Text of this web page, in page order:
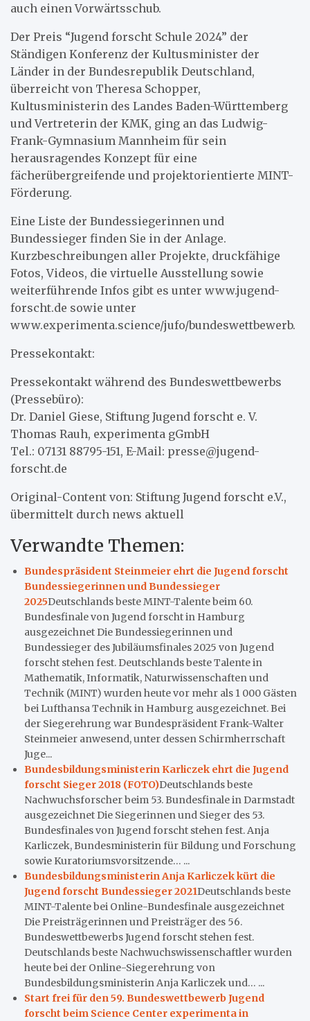
auch einen Vorwärtsschub.
Der Preis “Jugend forscht Schule 2024” der
Ständigen Konferenz der Kultusminister der
Länder in der Bundesrepublik Deutschland,
überreicht von Theresa Schopper,
Kultusministerin des Landes Baden-Württemberg
und Vertreterin der KMK, ging an das Ludwig-
Frank-Gymnasium Mannheim für sein
herausragendes Konzept für eine
fächerübergreifende und projektorientierte MINT-
Förderung.
Eine Liste der Bundessiegerinnen und
Bundessieger finden Sie in der Anlage.
Kurzbeschreibungen aller Projekte, druckfähige
Fotos, Videos, die virtuelle Ausstellung sowie
weiterführende Infos gibt es unter www.jugend-
forscht.de sowie unter
www.experimenta.science/jufo/bundeswettbewerb.
Pressekontakt:
Pressekontakt während des Bundeswettbewerbs
(Pressebüro):
Dr. Daniel Giese, Stiftung Jugend forscht e. V.
Thomas Rauh, experimenta gGmbH
Tel.: 07131 88795-151, E-Mail: presse@jugend-
forscht.de
Original-Content von: Stiftung Jugend forscht e.V.,
übermittelt durch news aktuell
Verwandte Themen:
Bundespräsident Steinmeier ehrt die Jugend forscht
Bundessiegerinnen und Bundessieger
2025Deutschlands beste MINT-Talente beim 60.
Bundesfinale von Jugend forscht in Hamburg
ausgezeichnet Die Bundessiegerinnen und
Bundessieger des Jubiläumsfinales 2025 von Jugend
forscht stehen fest. Deutschlands beste Talente in
Mathematik, Informatik, Naturwissenschaften und
Technik (MINT) wurden heute vor mehr als 1 000 Gästen
bei Lufthansa Technik in Hamburg ausgezeichnet. Bei
der Siegerehrung war Bundespräsident Frank-Walter
Steinmeier anwesend, unter dessen Schirmherrschaft
Juge...
Bundesbildungsministerin Karliczek ehrt die Jugend
forscht Sieger 2018 (FOTO)Deutschlands beste
Nachwuchsforscher beim 53. Bundesfinale in Darmstadt
ausgezeichnet Die Siegerinnen und Sieger des 53.
Bundesfinales von Jugend forscht stehen fest. Anja
Karliczek, Bundesministerin für Bildung und Forschung
sowie Kuratoriumsvorsitzende… ...
Bundesbildungsministerin Anja Karliczek kürt die
Jugend forscht Bundessieger 2021Deutschlands beste
MINT-Talente bei Online-Bundesfinale ausgezeichnet
Die Preisträgerinnen und Preisträger des 56.
Bundeswettbewerbs Jugend forscht stehen fest.
Deutschlands beste Nachwuchswissenschaftler wurden
heute bei der Online-Siegerehrung von
Bundesbildungsministerin Anja Karliczek und… ...
Start frei für den 59. Bundeswettbewerb Jugend
forscht beim Science Center experimenta in